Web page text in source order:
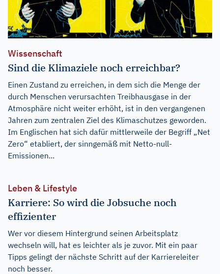
Wissenschaft
Sind die Klimaziele noch erreichbar?
Einen Zustand zu erreichen, in dem sich die Menge der
durch Menschen verursachten Treibhausgase in der
Atmosphäre nicht weiter erhöht, ist in den vergangenen
Jahren zum zentralen Ziel des Klimaschutzes geworden.
Im Englischen hat sich dafür mittlerweile der Begriff „Net
Zero“ etabliert, der sinngemäß mit Netto-null-
Emissionen...
Leben & Lifestyle
Karriere: So wird die Jobsuche noch
effizienter
Wer vor diesem Hintergrund seinen Arbeitsplatz
wechseln will, hat es leichter als je zuvor. Mit ein paar
Tipps gelingt der nächste Schritt auf der Karriereleiter
noch besser.